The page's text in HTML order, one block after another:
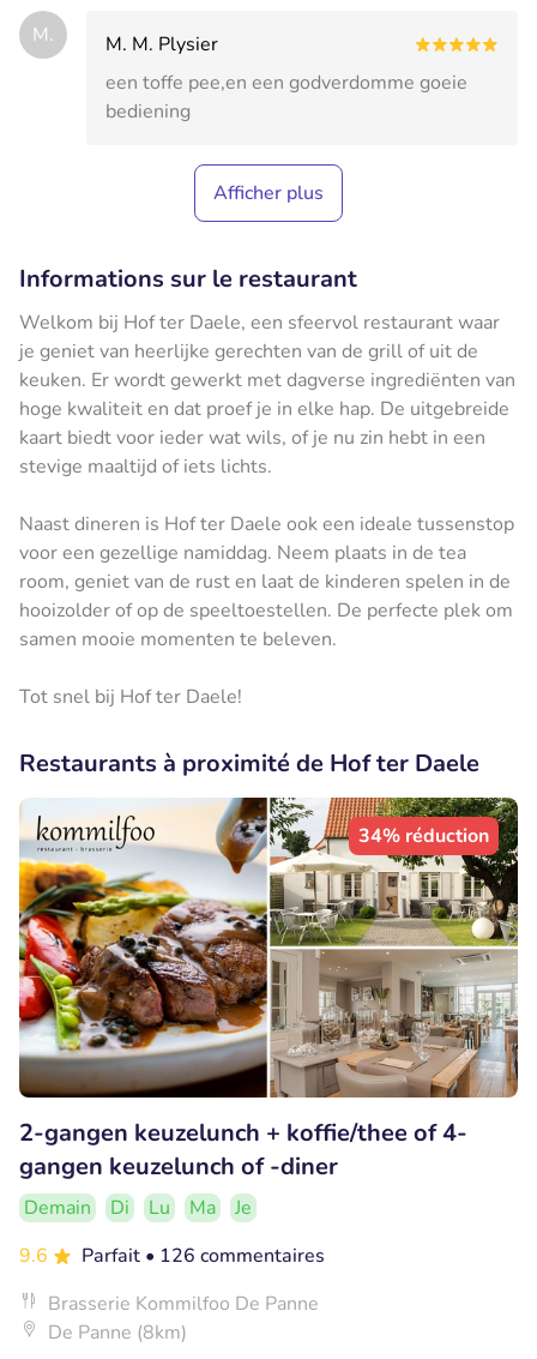
M.
M. M. Plysier
een toffe pee,en een godverdomme goeie
bediening
Afficher plus
Informations sur le restaurant
Welkom bij Hof ter Daele, een sfeervol restaurant waar
je geniet van heerlijke gerechten van de grill of uit de
keuken. Er wordt gewerkt met dagverse ingrediënten van
hoge kwaliteit en dat proef je in elke hap. De uitgebreide
kaart biedt voor ieder wat wils, of je nu zin hebt in een
stevige maaltijd of iets lichts.
Naast dineren is Hof ter Daele ook een ideale tussenstop
voor een gezellige namiddag. Neem plaats in de tea
room, geniet van de rust en laat de kinderen spelen in de
hooizolder of op de speeltoestellen. De perfecte plek om
samen mooie momenten te beleven.
Tot snel bij Hof ter Daele!
Restaurants à proximité de Hof ter Daele
34% réduction
2-gangen keuzelunch + koffie/thee of 4-
gangen keuzelunch of -diner
Demain Di Lu Ma
Je
9.6
Parfait • 126 commentaires
Brasserie Kommilfoo De Panne
De Panne (8km)